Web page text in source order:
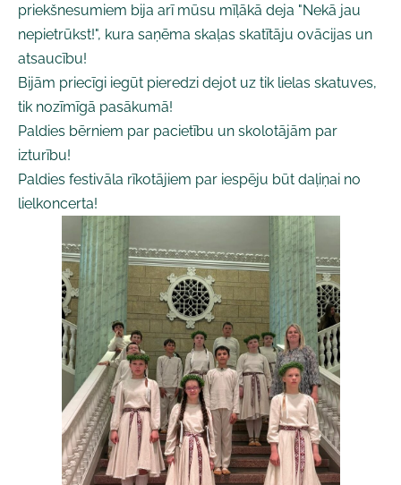
priekšnesumiem bija arī mūsu mīļākā deja "Nekā jau
nepietrūkst!", kura saņēma skaļas skatītāju ovācijas un
atsaucību!
Bijām priecīgi iegūt pieredzi dejot uz tik lielas skatuves,
tik nozīmīgā pasākumā!
Paldies bērniem par pacietību un skolotājām par
izturību!
Paldies festivāla rīkotājiem par iespēju būt daļiņai no
lielkoncerta!